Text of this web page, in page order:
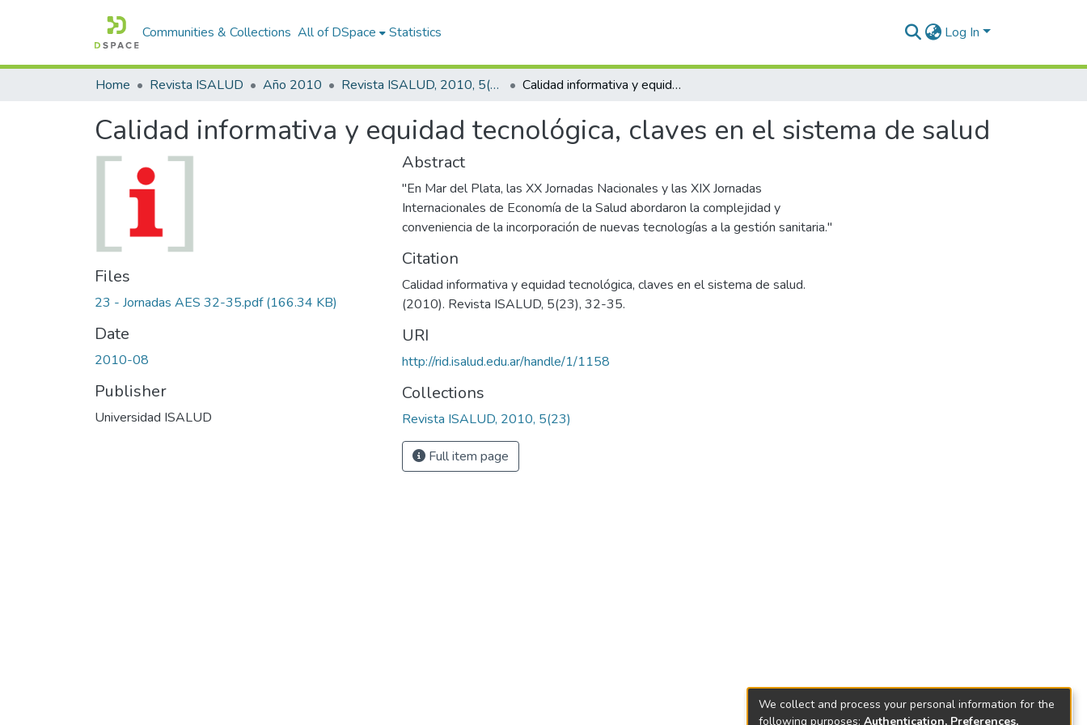
Communities & Collections All of DSpace Statistics Log In
Home Revista ISALUD Año 2010 Revista ISALUD, 2010, 5(23) Calidad informativa y equidad tecnológica, claves en el sistema de salud
Calidad informativa y equidad tecnológica, claves en el sistema de salud
Files
23 - Jornadas AES 32-35.pdf(166.34 KB)
Date
2010-08
Publisher
Universidad ISALUD
Abstract
"En Mar del Plata, las XX Jornadas Nacionales y las XIX Jornadas
Internacionales de Economía de la Salud abordaron la complejidad y
conveniencia de la incorporación de nuevas tecnologías a la gestión sanitaria."
Citation
Calidad informativa y equidad tecnológica, claves en el sistema de salud.
(2010). Revista ISALUD, 5(23), 32-35.
URI
http://rid.isalud.edu.ar/handle/1/1158
Collections
Revista ISALUD, 2010, 5(23)
Full item page
We collect and process your personal information for the
following purposes: Authentication, Preferences,